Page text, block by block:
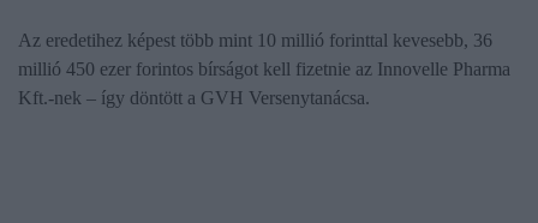
Az eredetihez képest több mint 10 millió forinttal kevesebb, 36
millió 450 ezer forintos bírságot kell fizetnie az Innovelle Pharma
Kft.-nek – így döntött a GVH Versenytanácsa.